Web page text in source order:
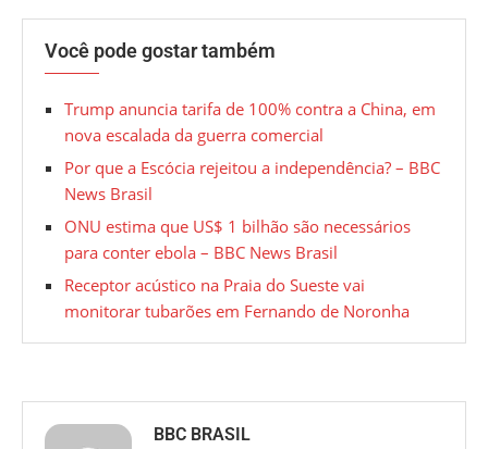
Você pode gostar também
Trump anuncia tarifa de 100% contra a China, em
nova escalada da guerra comercial
Por que a Escócia rejeitou a independência? – BBC
News Brasil
ONU estima que US$ 1 bilhão são necessários
para conter ebola – BBC News Brasil
Receptor acústico na Praia do Sueste vai
monitorar tubarões em Fernando de Noronha
BBC BRASIL